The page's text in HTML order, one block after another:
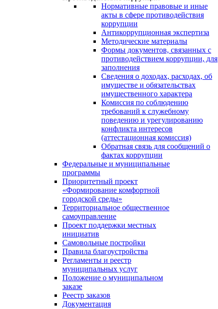
Нормативные правовые и иные
акты в сфере противодействия
коррупции
Антикоррупционная экспертиза
Методические материалы
Формы документов, связанных с
противодействием коррупции, для
заполнения
Сведения о доходах, расходах, об
имуществе и обязательствах
имущественного характера
Комиссия по соблюдению
требований к служебному
поведению и урегулированию
конфликта интересов
(аттестационная комиссия)
Обратная связь для сообщений о
фактах коррупции
Федеральные и муниципальные
программы
Приоритетный проект
«Формирование комфортной
городской среды»
Территориальное общественное
самоуправление
Проект поддержки местных
инициатив
Самовольные постройки
Правила благоустройства
Регламенты и реестр
муниципальных услуг
Положение о муниципальном
заказе
Реестр заказов
Документация